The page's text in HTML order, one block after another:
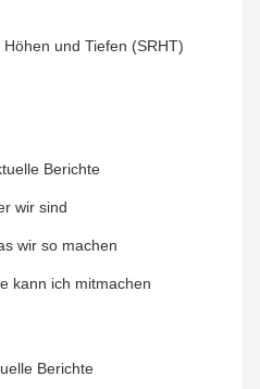
und Tiefen (SRHT)
Berichte
wir sind
wir so machen
kann ich mitmachen
Berichte